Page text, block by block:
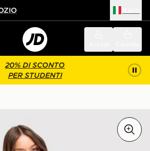
20% DI SCONTO
PER STUDENTI